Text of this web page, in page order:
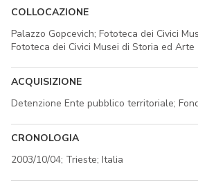
COLLOCAZIONE
Palazzo Gopcevich; Fototeca dei Civici
Fototeca dei Civici Musei di Storia ed Arte
ACQUISIZIONE
Detenzione Ente pubblico territoriale;
CRONOLOGIA
2003/10/04; Trieste; Italia